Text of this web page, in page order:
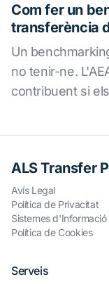
Com fer un
transferència
Un
no tenir-ne.
contribuent si
ALS Transfer
Avís Legal
Política de Privacitat
Sistemes d'Informació
Política de Cookies
Serveis